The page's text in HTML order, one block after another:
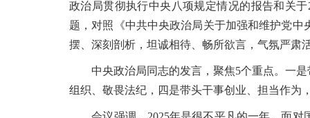
政治局贯彻执行中央八项规定情况的报告和关
题，对照《中共中央政治局关于加强和维护党
摆、深刻剖析，坦诚相待、畅所欲言，气氛严肃
中央政治局同志的发言，聚焦5个重点。一是
组织、敬畏法纪，四是带头干事创业、担当作为